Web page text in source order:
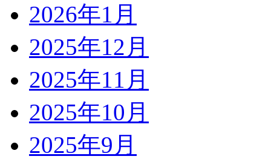
2026年1月
2025年12月
2025年11月
2025年10月
2025年9月